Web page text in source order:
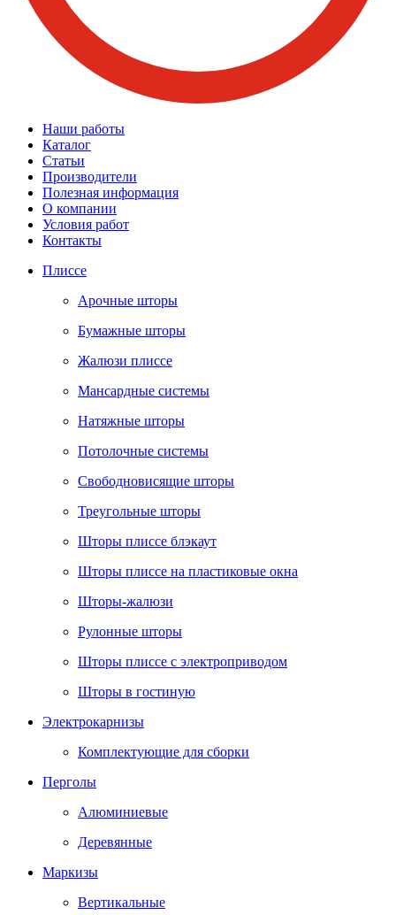
Наши работы
Каталог
Статьи
Производители
Полезная информация
О компании
Условия работ
Контакты
Плиссе
Арочные шторы
Бумажные шторы
Жалюзи плиссе
Мансардные системы
Натяжные шторы
Потолочные системы
Свободновисящие шторы
Треугольные шторы
Шторы плиссе блэкаут
Шторы плиссе на пластиковые окна
Шторы-жалюзи
Рулонные шторы
Шторы плиссе с электроприводом
Шторы в гостиную
Электрокарнизы
Комплектующие для сборки
Перголы
Алюминиевые
Деревянные
Маркизы
Вертикальные